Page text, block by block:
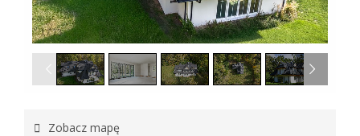
1/13
Zobacz mapę